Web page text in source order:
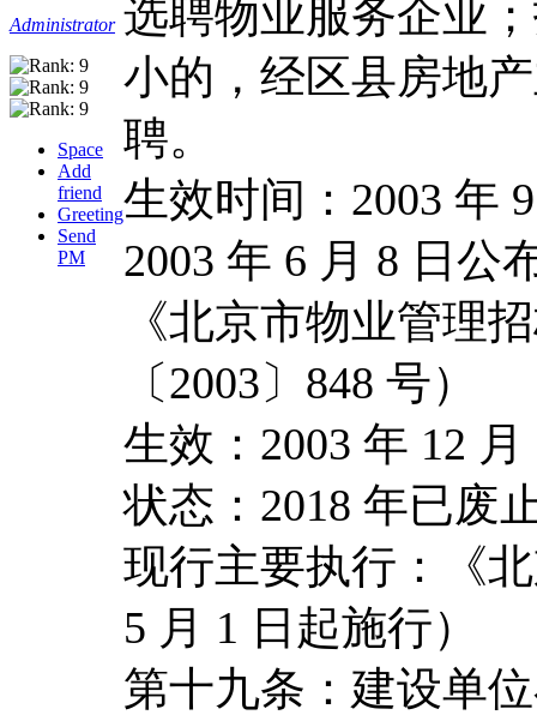
Administrator
Space
Add
friend
Greeting
Send
PM
选聘物业服务企业
小的，经区县房地
聘。
生效时间：2003 年
2003 年 6 月 8 日公
《北京市物业管理
〔2003〕848 号）
生效：2003 年 12
状态：2018 年已废
现行主要执行：《
5 月 1 日起施行）
第十九条：建设单